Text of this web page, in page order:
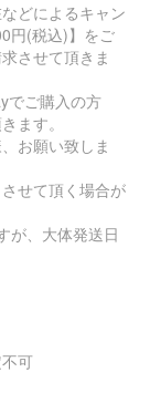
どによるキャン
円(税込)】をご
させて頂きま
でご購入の方
ます。
お願い致しま
せて頂く場合が
が、大体発送日
可